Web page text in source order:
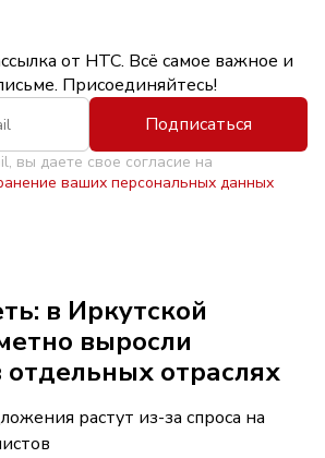
от НТС. Всё самое важное и
Присоединяйтесь!
Подписаться
вы даете свое согласие на
ваших персональных данных
в Иркутской
выросли
отраслях
растут из-за спроса на